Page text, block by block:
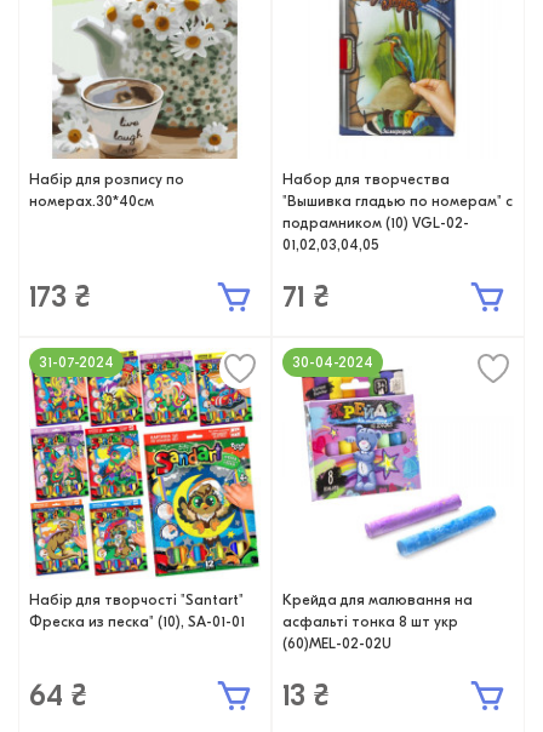
Набір для розпису по
номерах.30*40см
173 ₴
Набор для творчества
"Вышивка гладью по номерам" с
подрамником (10) VGL-02-
01,02,03,04,05
71 ₴
Набір для творчості "Santart"
Фреска из песка" (10), SA-01-01
64 ₴
31-07-2024
Крейда для малювання на
асфальті тонка 8 шт укр
(60)MEL-02-02U
13 ₴
30-04-2024